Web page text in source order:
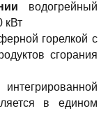
водогрейный
кВт
горелкой с
сгорания
в едином